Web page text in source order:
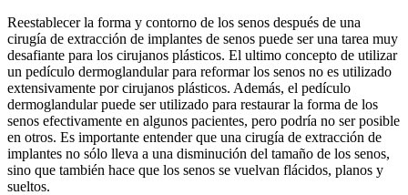
Reestablecer la forma y contorno de los senos después de una
cirugía de extracción de implantes de senos puede ser una tarea muy
desafiante para los cirujanos plásticos. El ultimo concepto de utilizar
un pedículo dermoglandular para reformar los senos no es utilizado
extensivamente por cirujanos plásticos. Además, el pedículo
dermoglandular puede ser utilizado para restaurar la forma de los
senos efectivamente en algunos pacientes, pero podría no ser posible
en otros. Es importante entender que una cirugía de extracción de
implantes no sólo lleva a una disminución del tamaño de los senos,
sino que también hace que los senos se vuelvan flácidos, planos y
sueltos.